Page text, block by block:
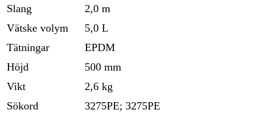
Slang
2,0 m
Vätske volym
5,0 L
Tätningar
EPDM
Höjd
500 mm
Vikt
2,6 kg
Sökord
3275PE; 3275PE